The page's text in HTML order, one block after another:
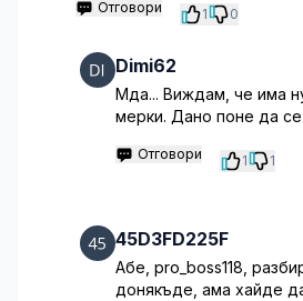
Отговори 1 0
Dimi62
Мда... Виждам, че има
мерки. Дано поне да
Отговори 1 1
45D3FD225F
Абе, pro_boss118,
донякъде, ама хайде